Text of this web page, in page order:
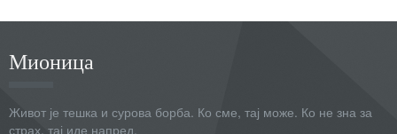
Мионица
Живот је тешка и сурова борба. Ко сме, тај може. Ко не зна за
страх, тај иде напред.